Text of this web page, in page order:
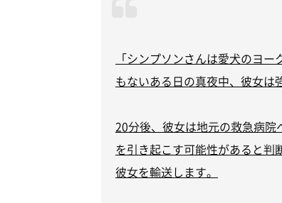
「シンプソンさんは愛犬のヨ
もないある日の真夜中、彼女は
20分後、彼女は地元の救急病
を引き起こす可能性があると判
彼女を輸送します。